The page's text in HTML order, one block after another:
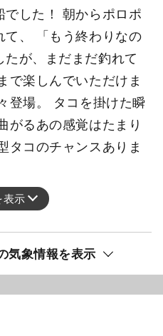
でした！ 朝からポロポ
て、 「もう終わりなの
が、まだまだ釣れて
で楽しんでいただけま
登場。 タコを掛けた瞬
がるあの感覚はたまり
タコのチャンスありま
表示
気象情報を表示